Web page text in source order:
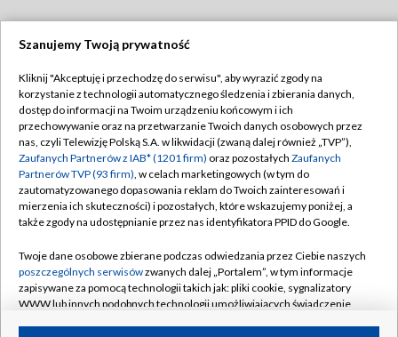
TVP
Abonament TVP
Emisja w TVP
Centrum informacji TVP
Naziemna Telewizja Cyfrowa
Rada Programowa
System NOS
Informacje o nadawcy
Regulamin TVP
Polityka prywatności
Moje zgody
Pomoc
Kontakt
Kanały
Szanujemy Twoją prywatność
Kliknij "Akceptuję i przechodzę do serwisu", aby wyrazić zgody na
korzystanie z technologii automatycznego śledzenia i zbierania danych,
dostęp do informacji na Twoim urządzeniu końcowym i ich
przechowywanie oraz na przetwarzanie Twoich danych osobowych przez
nas, czyli Telewizję Polską S.A. w likwidacji (zwaną dalej również „TVP”),
Zaufanych Partnerów z IAB* (1201 firm) oraz pozostałych Zaufanych
Partnerów TVP (93 firm), w celach marketingowych (w tym do
zautomatyzowanego dopasowania reklam do Twoich zainteresowań i
mierzenia ich skuteczności) i pozostałych, które wskazujemy poniżej, a
także zgody na udostępnianie przez nas identyfikatora PPID do Google.
Twoje dane osobowe zbierane podczas odwiedzania przez Ciebie naszych
poszczególnych serwisówzwanych dalej „Portalem”, w tym informacje
zapisywane za pomocą technologii takich jak: pliki cookie, sygnalizatory
WWW lub innych podobnych technologii umożliwiających świadczenie